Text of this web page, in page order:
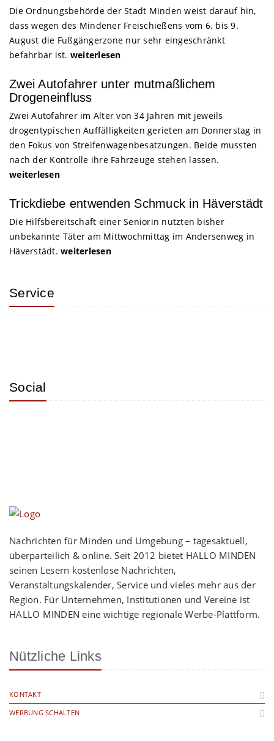
Die Ordnungsbehörde der Stadt Minden weist darauf hin,
dass wegen des Mindener Freischießens vom 6. bis 9.
August die Fußgängerzone nur sehr eingeschränkt
befahrbar ist. weiterlesen
Zwei Autofahrer unter mutmaßlichem
Drogeneinfluss
Zwei Autofahrer im Alter von 34 Jahren mit jeweils
drogentypischen Auffälligkeiten gerieten am Donnerstag in
den Fokus von Streifenwagenbesatzungen. Beide mussten
nach der Kontrolle ihre Fahrzeuge stehen lassen.
weiterlesen
Trickdiebe entwenden Schmuck in Häverstädt
Die Hilfsbereitschaft einer Seniorin nutzten bisher
unbekannte Täter am Mittwochmittag im Andersenweg in
Häverstädt. weiterlesen
Service
Social
Nachrichten für Minden und Umgebung – tagesaktuell,
überparteilich & online. Seit 2012 bietet HALLO MINDEN
seinen Lesern kostenlose Nachrichten,
Veranstaltungskalender, Service und vieles mehr aus der
Region. Für Unternehmen, Institutionen und Vereine ist
HALLO MINDEN eine wichtige regionale Werbe-Plattform.
Nützliche Links
KONTAKT
WERBUNG SCHALTEN